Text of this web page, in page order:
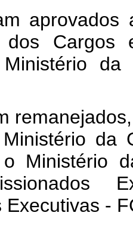
aprovados
dos
da
Ministério
Executivas -